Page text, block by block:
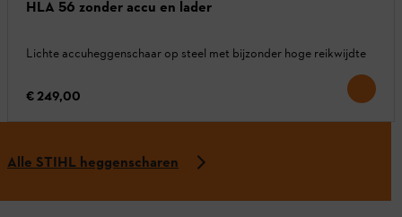
HLA 56 zonder accu en lader
Lichte accuheggenschaar op steel met bijzonder hoge reikwijdte
€ 249,00
Alle STIHL heggenscharen